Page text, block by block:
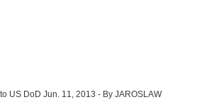
US DoD Jun. 11, 2013 - By JAROSLAW